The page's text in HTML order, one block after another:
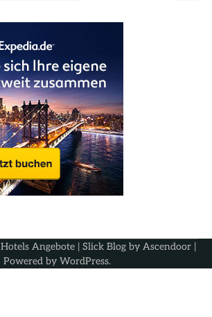
Hotels Angebote| Slick Blog by Ascendoor|
Powered by WordPress.